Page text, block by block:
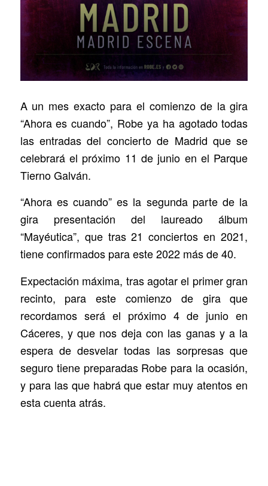
A un mes exacto para el comienzo de la gira
“Ahora es cuando”, Robe ya ha agotado todas
las entradas del concierto de Madrid que se
celebrará el próximo 11 de junio en el Parque
Tierno Galván.
“Ahora es cuando” es la segunda parte de la
gira presentación del laureado álbum
“Mayéutica”, que tras 21 conciertos en 2021,
tiene confirmados para este 2022 más de 40.
Expectación máxima, tras agotar el primer gran
recinto, para este comienzo de gira que
recordamos será el próximo 4 de junio en
Cáceres, y que nos deja con las ganas y a la
espera de desvelar todas las sorpresas que
seguro tiene preparadas Robe para la ocasión,
y para las que habrá que estar muy atentos en
esta cuenta atrás.